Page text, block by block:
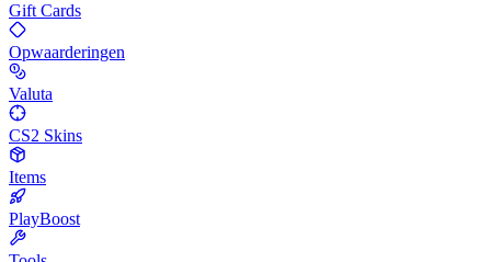
Gift Cards
Opwaarderingen
Valuta
CS2 Skins
Items
PlayBoost